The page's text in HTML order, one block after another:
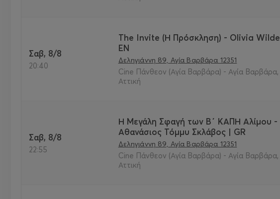
Σαβ, 8/8
20:40
The Invite (Η Πρόσκληση) - Olivia Wilde
EN
Δεληγιάννη 89, Αγία Βαρβάρα 12351
Cine Πάνθεον (Αγία Βαρβάρα) - Αγία Βαρβάρα,
Αττική
Σαβ, 8/8
22:55
Η Μεγάλη Σφαγή των Β΄ ΚΑΠΗ Αλίμου -
Αθανάσιος Τόμμυ Σκλάβος | GR
Δεληγιάννη 89, Αγία Βαρβάρα 12351
Cine Πάνθεον (Αγία Βαρβάρα) - Αγία Βαρβάρα,
Αττική